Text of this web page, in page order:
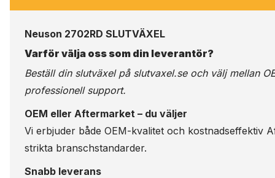
Neuson 2702RD SLUTVÄXEL
Varför välja oss som din leverantör?
Beställ din slutväxel på slutvaxel.seoch välj mellan
professionell support.
OEM eller Aftermarket – du väljer
Vi erbjuder både OEM-kvalitet och kostnadseffektiv
strikta branschstandarder.
Snabb leverans